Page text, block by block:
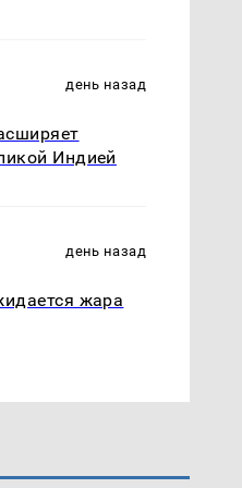
день назад
Индией
день назад
жара